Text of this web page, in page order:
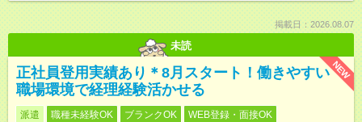
掲載日：2026.08.07
未読
NEW
正社員登用実績あり＊8月スタート！働きやすい
職場環境で経理経験活かせる
派遣 職種未経験OK ブランクOK WEB登録・面接OK